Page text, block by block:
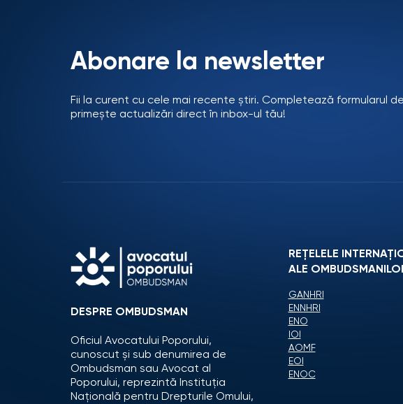
Abonare la newsletter
Fii la curent cu cele mai recente știri. Completează formularul
primește actualizări direct în inbox-ul tău!
DESPRE OMBUDSMAN
Oficiul Avocatului Poporului,
cunoscut și sub denumirea de
Ombudsman sau Avocat al
Poporului, reprezintă Instituția
Națională pentru Drepturile Omului,
REȚELELE
ALE
GANHRI
ENNHRI
ENO
IOI
AOMF
EOI
ENOC